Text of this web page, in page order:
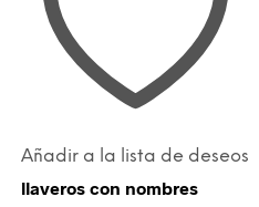
Añadir a la lista de deseos
llaveros con nombres